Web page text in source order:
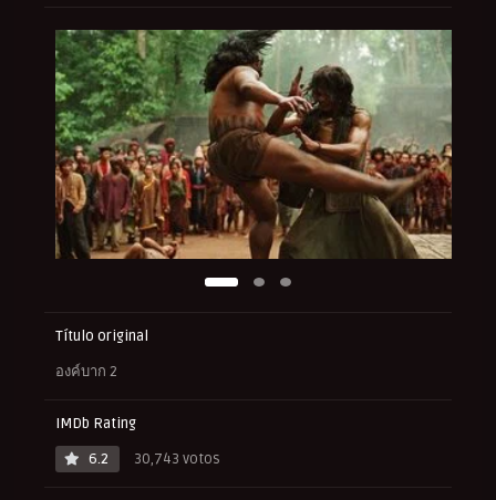
Título original
องค์บาก 2
IMDb Rating
6.2
30,743 votos